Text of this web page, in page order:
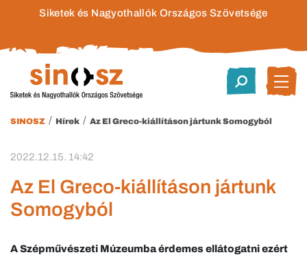
Siketek és Nagyothallók Országos Szövetsége
SINOSZ / Hírek / Az El Greco-kiállításon jártunk Somogyból
2022.12.15. 14:42
Az El Greco-kiállításon jártunk
Somogyból
A Szépművészeti Múzeumba érdemes ellátogatni ezért